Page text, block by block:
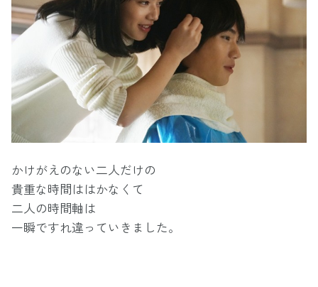
かけがえのない二人だけの
貴重な時間ははかなくて
二人の時間軸は
一瞬ですれ違っていきました。